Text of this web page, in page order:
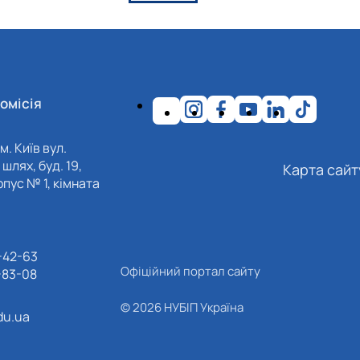
Київ вул.
буд. 19,
№ 1, кімната
63
08
Карта
Офіційний портал сайту
© 2026 НУБІП Україна